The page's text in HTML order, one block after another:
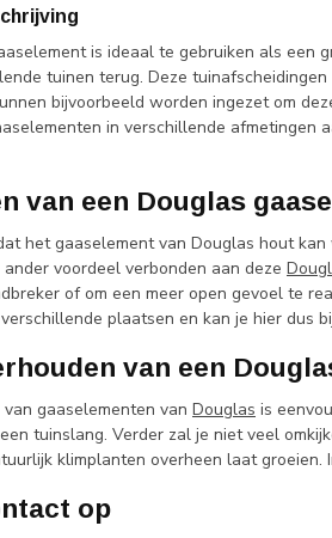
is ideaal te gebruiken als een
tuinen terug. Deze
bijvoorbeeld worden ingezet om
in verschillende
van een Douglas
het gaaselement van Douglas hout
voordeel verbonden aan deze
of om een meer open gevoel te
plaatsen en kan je hier dus
van een
gaaselementen van Douglas is
tuinslang. Verder zal je niet veel
klimplanten overheen laat
op